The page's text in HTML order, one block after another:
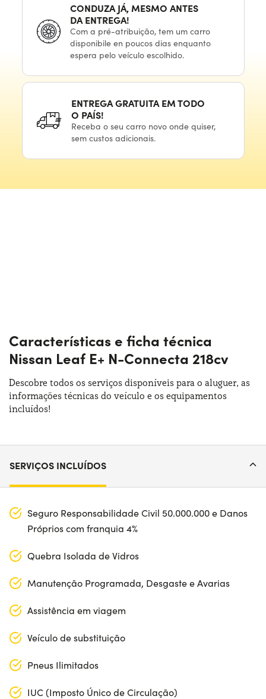
CONDUZA JÁ, MESMO ANTES
DA ENTREGA!
Com a pré-atribuição,tem um carro
disponibile en poucosdias enquanto
espera pelo veículoescolhido.
ENTREGA GRATUITA EM TODO
O PAÍS!
Receba o seu carro novo onde quiser,
sem custos adicionais.
Características e ficha técnica
Nissan Leaf E+ N-Connecta 218cv
Descobre todos os serviços disponíveis para o aluguer, as
informações técnicas do veículo e os equipamentos
incluídos!
SERVIÇOS INCLUÍDOS
Seguro Responsabilidade Civil 50.000.000 e Danos
Próprios com franquia 4%
Quebra Isolada de Vidros
Manutenção Programada, Desgaste e Avarias
Assistência em viagem
Veículo de substituição
Pneus Ilimitados
IUC (Imposto Único de Circulação)